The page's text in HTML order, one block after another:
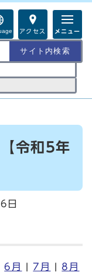
アクセス メニュー
令和5年
日
6月 |7月 |8月